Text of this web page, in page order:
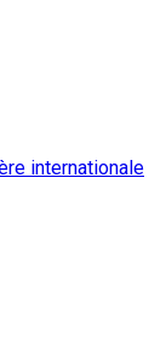
internationale